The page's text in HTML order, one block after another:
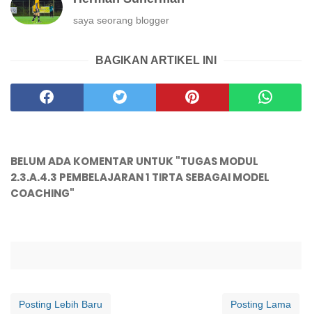
saya seorang blogger
BAGIKAN ARTIKEL INI
BELUM ADA KOMENTAR UNTUK "TUGAS MODUL
2.3.A.4.3 PEMBELAJARAN 1 TIRTA SEBAGAI MODEL
COACHING"
Posting Lebih Baru Posting Lama